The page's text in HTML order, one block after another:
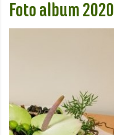
Foto album 2020